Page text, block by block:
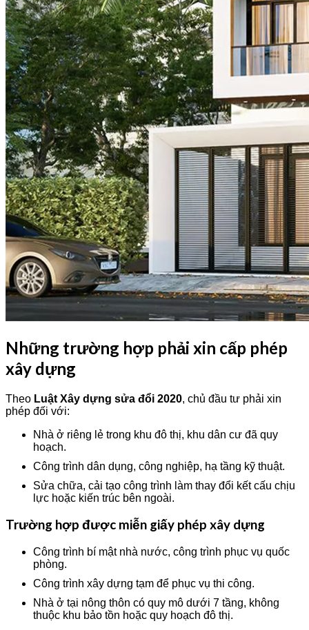
Những trường hợp phải xin cấp phép
xây dựng
Theo Luật Xây dựng sửa đổi 2020, chủ đầu tư phải xin
phép đối với:
Nhà ở riêng lẻ trong khu đô thị, khu dân cư đã quy
hoạch.
Công trình dân dụng, công nghiệp, hạ tầng kỹ thuật.
Sửa chữa, cải tạo công trình làm thay đổi kết cấu chịu
lực hoặc kiến trúc bên ngoài.
Trường hợp được miễn giấy phép xây dựng
Công trình bí mật nhà nước, công trình phục vụ quốc
phòng.
Công trình xây dựng tạm để phục vụ thi công.
Nhà ở tại nông thôn có quy mô dưới 7 tầng, không
thuộc khu bảo tồn hoặc quy hoạch đô thị.